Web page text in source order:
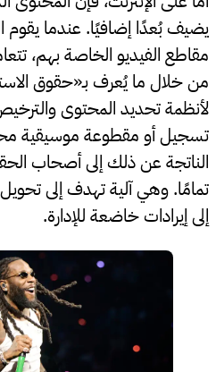
يضيف بُعدًا إضافيًا. عندما يقوم
مقاطع الفيديو الخاصة بهم،
من خلال ما يُعرف بـ«حقوق
لأنظمة تحديد المحتوى
تسجيل أو مقطوعة موسيقية
الناتجة عن ذلك إلى أصحاب
تمامًا. وهي آلية تهدف إلى
إلى إيرادات خاضعة للإدارة.